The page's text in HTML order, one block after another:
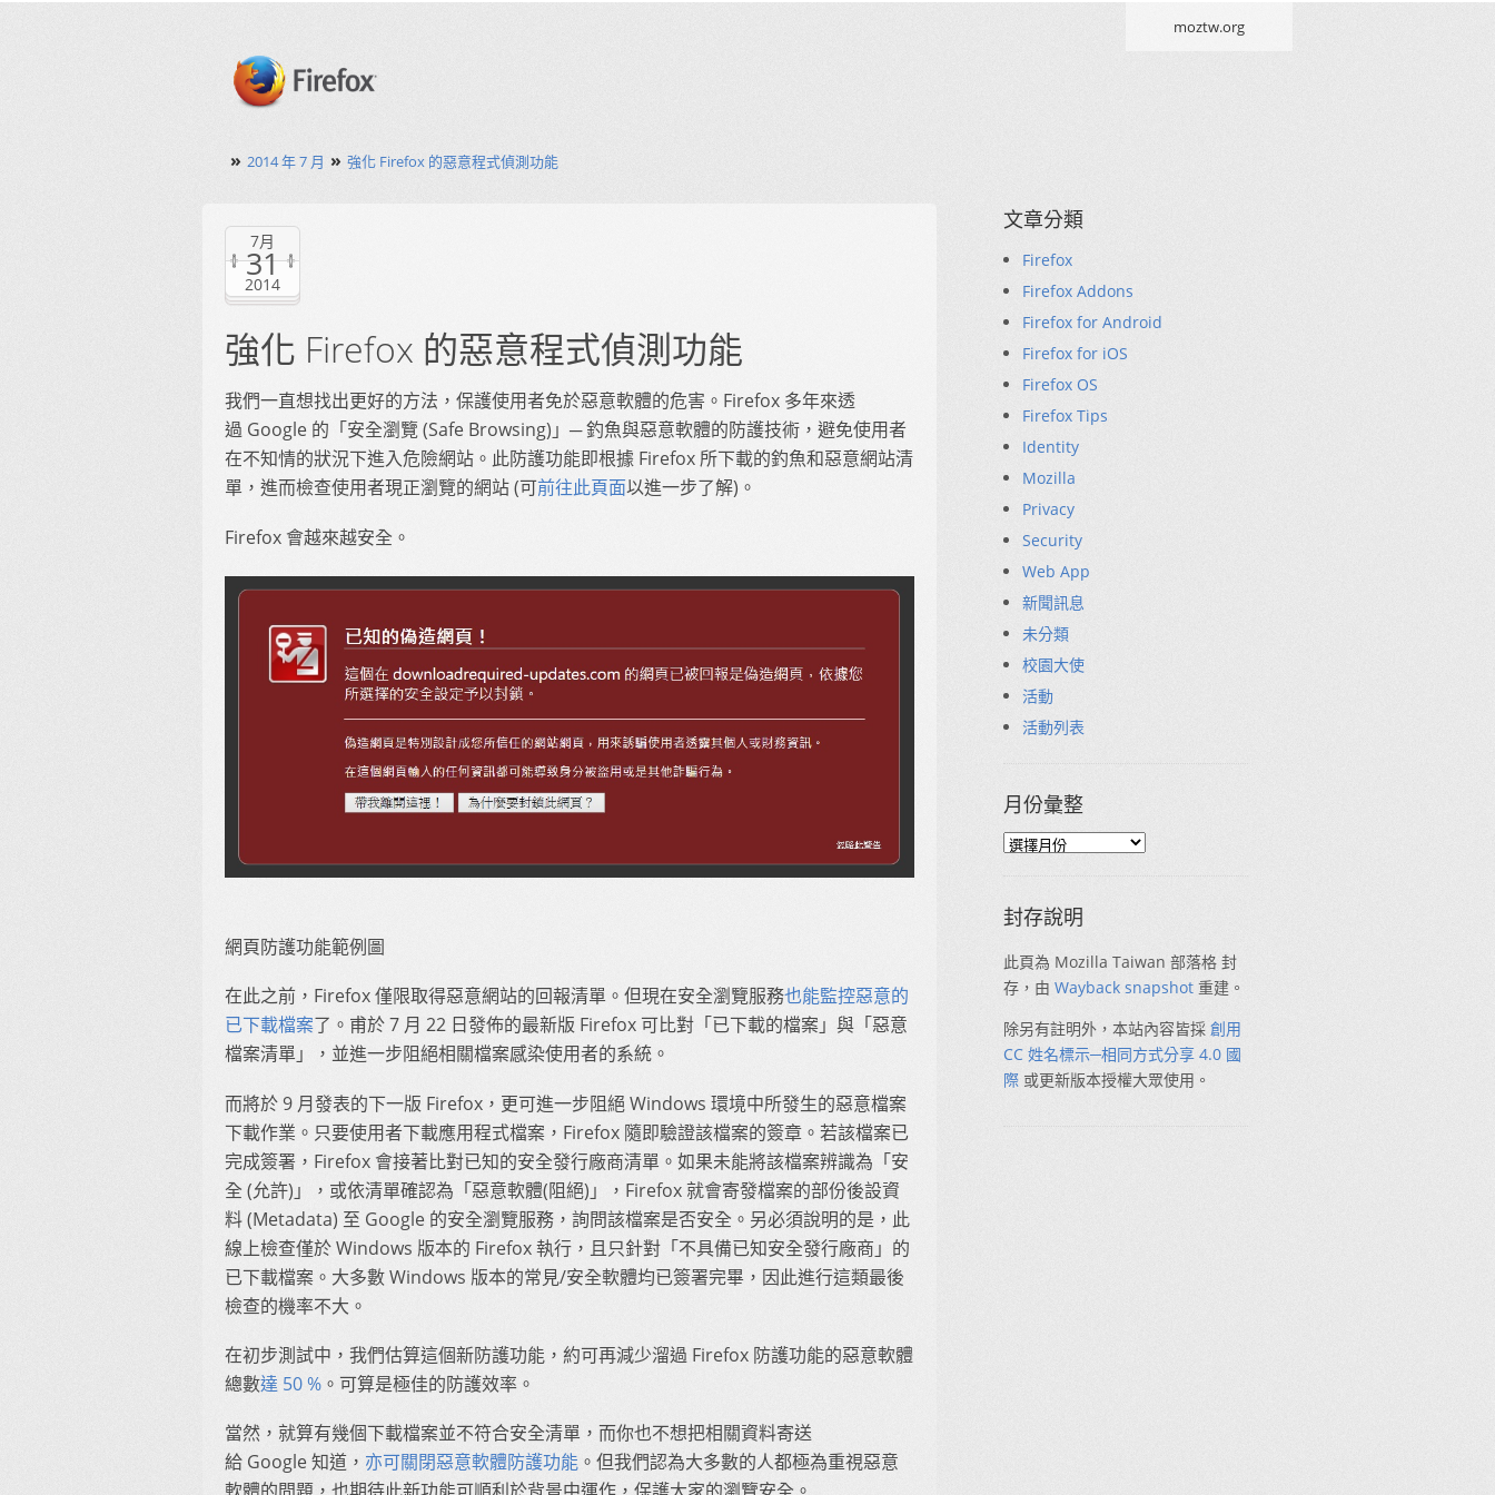
moztw.org
» 2014 年 7 月 » 強化 Firefox 的惡意程式偵測功能
7月
31
2014
強化 Firefox 的惡意程式偵測功能
我們一直想找出更好的方法，保護使用者免於惡意軟體的危害。Firefox 多年來透
過 Google 的「安全瀏覽 (Safe Browsing)」─ 釣魚與惡意軟體的防護技術，避免使用者
在不知情的狀況下進入危險網站。此防護功能即根據 Firefox 所下載的釣魚和惡意網站清
單，進而檢查使用者現正瀏覽的網站 (可前往此頁面以進一步了解)。
Firefox 會越來越安全。
網頁防護功能範例圖
在此之前，Firefox 僅限取得惡意網站的回報清單。但現在安全瀏覽服務也能監控惡意的
已下載檔案了。甫於 7 月 22 日發佈的最新版 Firefox 可比對「已下載的檔案」與「惡意
檔案清單」，並進一步阻絕相關檔案感染使用者的系統。
而將於 9 月發表的下一版 Firefox，更可進一步阻絕 Windows 環境中所發生的惡意檔案
下載作業。只要使用者下載應用程式檔案，Firefox 隨即驗證該檔案的簽章。若該檔案已
完成簽署，Firefox 會接著比對已知的安全發行廠商清單。如果未能將該檔案辨識為「安
全 (允許)」，或依清單確認為「惡意軟體(阻絕)」，Firefox 就會寄發檔案的部份後設資
料 (Metadata) 至 Google 的安全瀏覽服務，詢問該檔案是否安全。另必須說明的是，此
線上檢查僅於 Windows 版本的 Firefox 執行，且只針對「不具備已知安全發行廠商」的
已下載檔案。大多數 Windows 版本的常見/安全軟體均已簽署完畢，因此進行這類最後
檢查的機率不大。
在初步測試中，我們估算這個新防護功能，約可再減少溜過 Firefox 防護功能的惡意軟體
總數達 50 % 。可算是極佳的防護效率。
當然，就算有幾個下載檔案並不符合安全清單，而你也不想把相關資料寄送
給 Google 知道， 亦可關閉惡意軟體防護功能 。但我們認為大多數的人都極為重視惡意
文章分類
Firefox
Firefox Addons
Firefox for Android
Firefox for iOS
Firefox OS
Firefox Tips
Identity
Mozilla
Privacy
Security
Web App
新聞訊息
未分類
校園大使
活動
活動列表
月份彙整
封存說明
此頁為 Mozilla Taiwan 部落格 封
存，由 Wayback snapshot 重建。
除另有註明外，本站內容皆採 創用
CC 姓名標示─相同方式分享 4.0 國
際 或更新版本授權大眾使用。